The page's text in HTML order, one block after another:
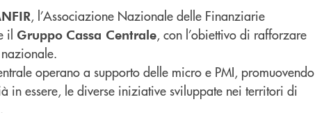
, l’Associazione Nazionale delle Finanziarie
il Gruppo Cassa Centrale, con l’obiettivo di rafforzare
operano a supporto delle micro e PMI, promuovendo
in essere, le diverse iniziative sviluppate nei territori di